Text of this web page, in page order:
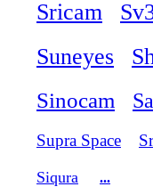
Sricam
Suneyes
Sinocam
Supra Space
Siqura
...